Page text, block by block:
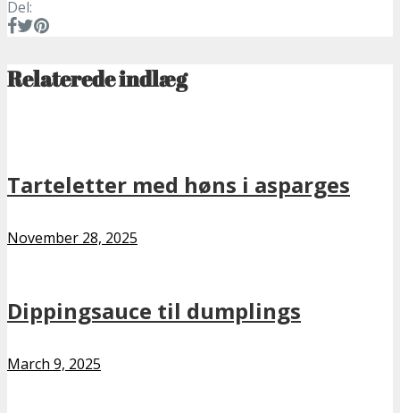
Del:
Relaterede indlæg
Tarteletter med høns i asparges
November 28, 2025
Dippingsauce til dumplings
March 9, 2025